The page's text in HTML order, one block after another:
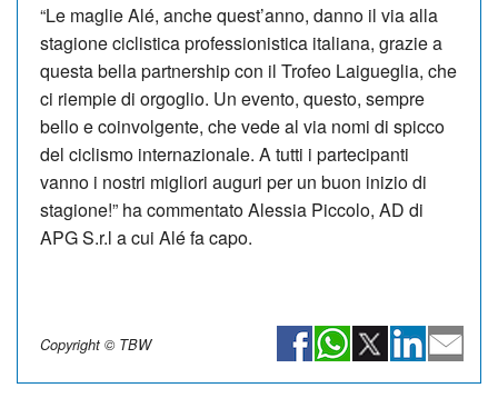
“Le maglie Alé, anche quest’anno, danno il via alla
stagione ciclistica professionistica italiana, grazie a
questa bella partnership con il Trofeo Laigueglia, che
ci riempie di orgoglio. Un evento, questo, sempre
bello e coinvolgente, che vede al via nomi di spicco
del ciclismo internazionale. A tutti i partecipanti
vanno i nostri migliori auguri per un buon inizio di
stagione!” ha commentato Alessia Piccolo, AD di
APG S.r.l a cui Alé fa capo.
Copyright © TBW